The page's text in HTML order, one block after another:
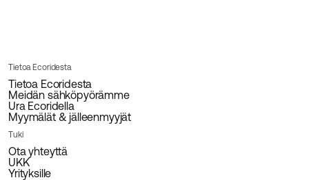
Tietoa Ecoridesta
Tietoa Ecoridesta
Meidän sähköpyörämme
Ura Ecoridella
Myymälät & jälleenmyyjät
Tuki
Ota yhteyttä
UKK
Yrityksille